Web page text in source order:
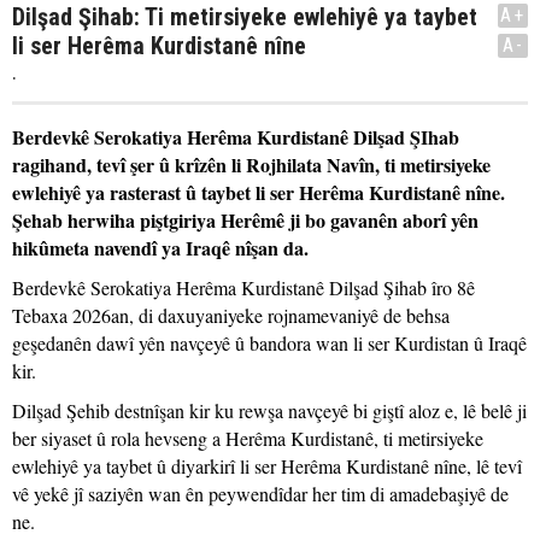
Dilşad Şihab: Ti metirsiyeke ewlehiyê ya taybet
li ser Herêma Kurdistanê nîne
.
A+
A-
Berdevkê Serokatiya Herêma Kurdistanê Dilşad ŞIhab
ragihand, tevî şer û krîzên li Rojhilata Navîn, ti metirsiyeke
ewlehiyê ya rasterast û taybet li ser Herêma Kurdistanê nîne.
Şehab herwiha piştgiriya Herêmê ji bo gavanên aborî yên
hikûmeta navendî ya Iraqê nîşan da.
Berdevkê Serokatiya Herêma Kurdistanê Dilşad Şihab îro 8ê
Tebaxa 2026an, di daxuyaniyeke rojnamevaniyê de behsa
geşedanên dawî yên navçeyê û bandora wan li ser Kurdistan û Iraqê
kir.
Dilşad Şehib destnîşan kir ku rewşa navçeyê bi giştî aloz e, lê belê ji
ber siyaset û rola hevseng a Herêma Kurdistanê, ti metirsiyeke
ewlehiyê ya taybet û diyarkirî li ser Herêma Kurdistanê nîne, lê tevî
vê yekê jî saziyên wan ên peywendîdar her tim di amadebaşiyê de
ne.